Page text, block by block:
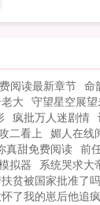
单...
阅读最新章节 命
大 守望星空展
疯批万人迷剧情
二看上 媚人在线
真甜免费阅读 前
拟器 系统哭求大
贫被国家批准了吗
了我的崽后他追